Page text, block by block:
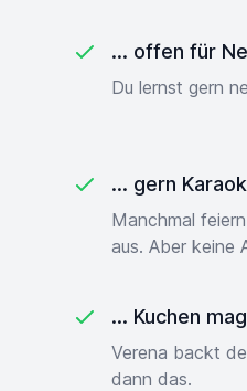
... offen für
Du lernst gern
... gern
Manchmal
aus. Aber keine
... Kuchen
Verena backt
dann das.